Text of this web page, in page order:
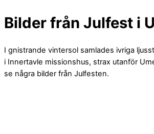
Bilder från Julfest i
I gnistrande vintersol samlades ivriga
i Innertavle missionshus, strax utanför
se några bilder från Julfesten.